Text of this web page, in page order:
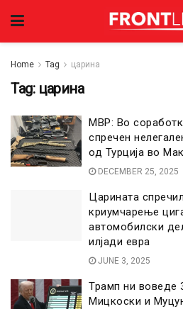
Home Tag царина
Tag: царина
МВР: Во
спречен
од Турција во
DECEMBER 25, 2025
Царината
криумчарење
автомобилски
илјади евра
JUNE 3, 2025
Трамп ни воведе
Мицкоски и